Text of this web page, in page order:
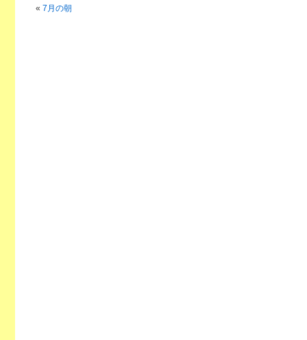
« 7月の朝